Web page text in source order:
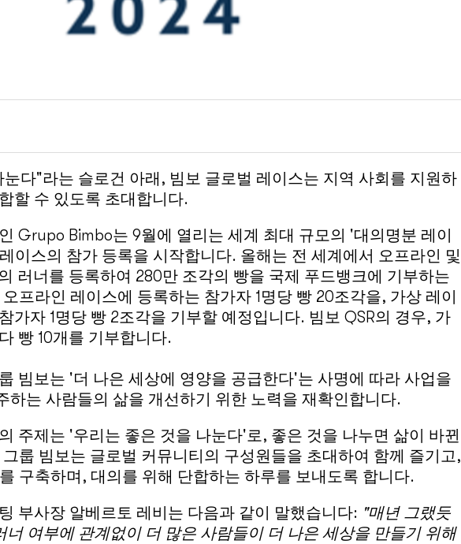
다"라는 슬로건 아래, 빔보 글로벌 레이스는 지역 사회를 지원하
할 수 있도록 초대합니다.
Grupo Bimbo는 9월에 열리는 세계 최대 규모의 '대의명분 레이
이스의 참가 등록을 시작합니다. 올해는 전 세계에서 오프라인 및
러너를 등록하여 280만 조각의 빵을 국제 푸드뱅크에 기부하는
프라인 레이스에 등록하는 참가자 1명당 빵 20조각을, 가상 레이
가자 1명당 빵 2조각을 기부할 예정입니다. 빔보 QSR의 경우, 가
빵 10개를 기부합니다.
빔보는 '더 나은 세상에 영양을 공급한다'는 사명에 따라 사업을
하는 사람들의 삶을 개선하기 위한 노력을 재확인합니다.
주제는 '우리는 좋은 것을 나눈다'로, 좋은 것을 나누면 삶이 바뀐
룹 빔보는 글로벌 커뮤니티의 구성원들을 초대하여 함께 즐기고,
구축하며, 대의를 위해 단합하는 하루를 보내도록 합니다.
부사장 알베르토 레비는 다음과 같이 말했습니다: "매년 그랬듯
너 여부에 관계없이 더 많은 사람들이 더 나은 세상을 만들기 위해